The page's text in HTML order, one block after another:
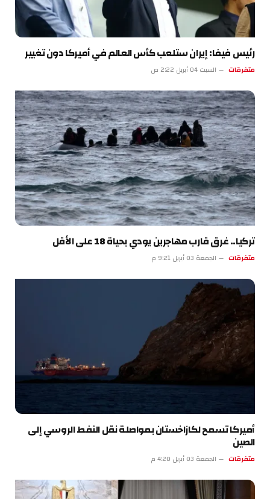
رئيس فيفا: إيران ستلعب كأس العالم في أميركا دون تغيير
متفرقات السبت 04 أبريل 2:22 ص
تركيا.. غرق قارب مهاجرين يودي بحياة 18 على الأقل
متفرقات الجمعة 03 أبريل 9:21 م
أميركا تسمح لكازاخستان بمواصلة نقل النفط الروسي إلى
الصين
متفرقات الجمعة 03 أبريل 4:20 م